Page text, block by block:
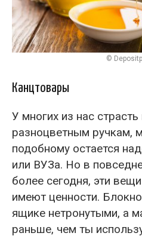
©
Канцтовары
У многих из нас
разноцветным ручкам,
подобному остается
или ВУЗа. Но в
более сегодня, эти
имеют ценности.
ящике нетронутыми, а
раньше, чем ты